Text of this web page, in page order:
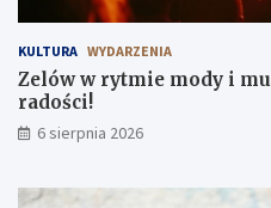
KULTURA WYDARZENIA
Zelów w rytmie mody i
radości!
6 sierpnia 2026